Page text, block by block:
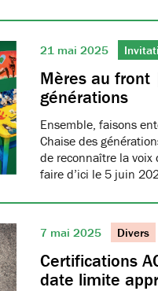
21 mai 2025
Mères au front
générations
Ensemble, faisons
Chaise des
de reconnaître la voix
faire d’ici le 5 juin
7 mai 2025 Divers
Certifications
date limite